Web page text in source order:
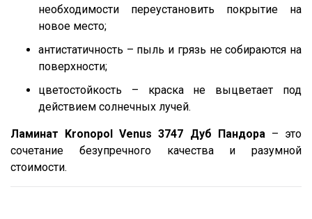
необходимости переустановить покрытие на
новое место;
антистатичность – пыль и грязь не собираются на
поверхности;
цветостойкость – краска не выцветает под
действием солнечных лучей.
Ламинат Kronopol Venus 3747 Дуб Пандора– это
сочетание безупречного качества и разумной
стоимости.